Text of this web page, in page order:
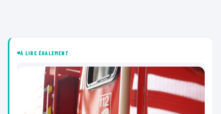
À LIRE ÉGALEMENT